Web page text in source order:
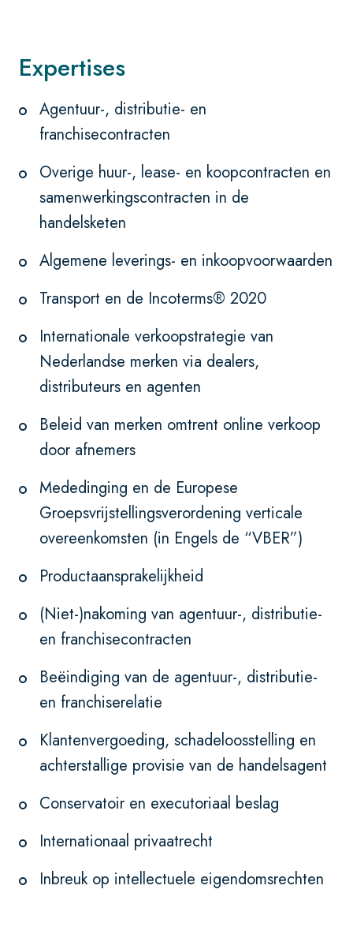
Expertises
Agentuur-, distributie- en
franchisecontracten
Overige huur-, lease- en koopcontracten en
samenwerkingscontracten in de
handelsketen
Algemene leverings- en inkoopvoorwaarden
Transport en de Incoterms® 2020
Internationale verkoopstrategie van
Nederlandse merken via dealers,
distributeurs en agenten
Beleid van merken omtrent online verkoop
door afnemers
Mededinging en de Europese
Groepsvrijstellingsverordening verticale
overeenkomsten (in Engels de “VBER”)
Productaansprakelijkheid
(Niet-)nakoming van agentuur-, distributie-
en franchisecontracten
Beëindiging van de agentuur-, distributie-
en franchiserelatie
Klantenvergoeding, schadeloosstelling en
achterstallige provisie van de handelsagent
Conservatoir en executoriaal beslag
Internationaal privaatrecht
Inbreuk op intellectuele eigendomsrechten